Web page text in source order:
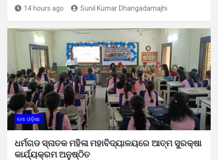
14 hours ago Sunil Kumar Dhangadamajhi
ମୋ ଓଡ଼ିଶା
ଧର୍ମଗଡ ସ୍ନାତକ ମହିଳା ମହାବିଦ୍ୟାଳୟରେ ଆତ୍ମ ସୁରକ୍ଷା
କାର୍ଯ୍ୟକ୍ରମ ଅନୁଷ୍ଠିତ